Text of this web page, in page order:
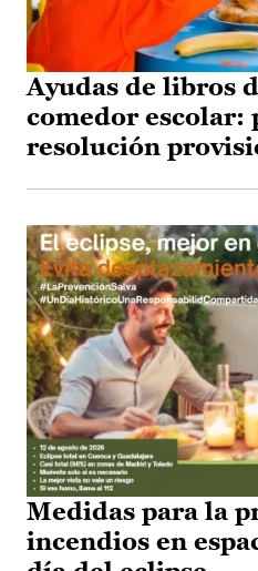
Ayudas de libros
comedor escolar:
resolución
Medidas para la
incendios en